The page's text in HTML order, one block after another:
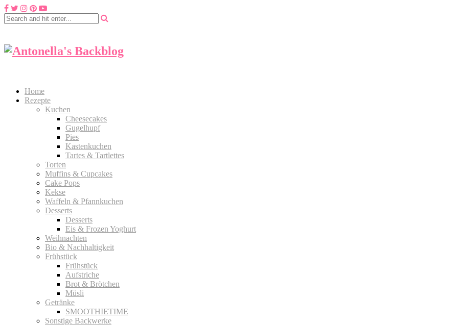
Home
Rezepte
Kuchen
Cheesecakes
Gugelhupf
Pies
Kastenkuchen
Tartes & Tartlettes
Torten
Muffins & Cupcakes
Cake Pops
Kekse
Waffeln & Pfannkuchen
Desserts
Desserts
Eis & Frozen Yoghurt
Weihnachten
Bio & Nachhaltigkeit
Frühstück
Frühstück
Aufstriche
Brot & Brötchen
Müsli
Getränke
SMOOTHIETIME
Sonstige Backwerke